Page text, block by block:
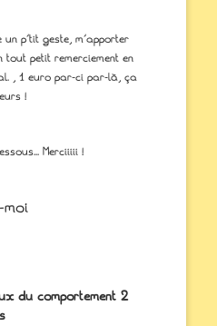
p’tit geste, m’apporter
petit remerciement en
, 1 euro par-ci par-là, ça
!
Merciiiii !
du comportement 2